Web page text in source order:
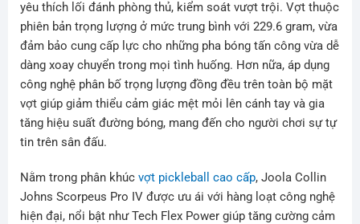
yêu thích lối đánh phòng thủ, kiểm soát vượt trội. Vợt thuộc
phiên bản trọng lượng ở mức trung bình với 229.6 gram, vừa
đảm bảo cung cấp lực cho những pha bóng tấn công vừa dễ
dàng xoay chuyển trong mọi tình huống. Hơn nữa, áp dụng
công nghệ phân bố trọng lượng đồng đều trên toàn bộ mặt
vợt giúp giảm thiểu cảm giác mệt mỏi lên cánh tay và gia
tăng hiệu suất đường bóng, mang đến cho người chơi sự tự
tin trên sân đấu.
Nằm trong phân khúc vợt pickleball cao cấp, Joola Collin
Johns Scorpeus Pro IV được ưu ái với hàng loạt công nghệ
hiện đại, nổi bật như Tech Flex Power giúp tăng cường cảm